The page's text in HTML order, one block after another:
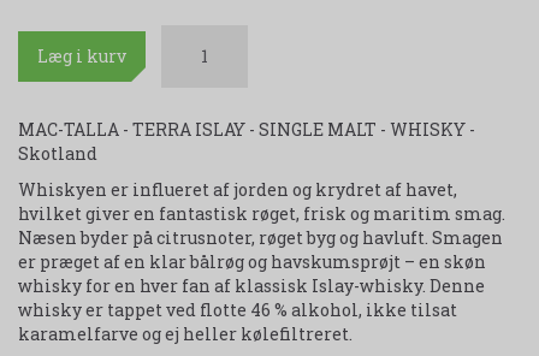
Læg i kurv
MAC-TALLA - TERRA ISLAY - SINGLE MALT - WHISKY -
Skotland
Whiskyen er influeret af jorden og krydret af havet,
hvilket giver en fantastisk røget, frisk og maritim smag.
Næsen byder på citrusnoter, røget byg og havluft. Smagen
er præget af en klar bålrøg og havskumsprøjt – en skøn
whisky for en hver fan af klassisk Islay-whisky. Denne
whisky er tappet ved flotte 46 % alkohol, ikke tilsat
karamelfarve og ej heller kølefiltreret.